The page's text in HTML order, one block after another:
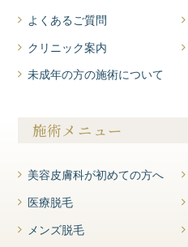
よくあるご質問
クリニック案内
未成年の方の施術について
施術メニュー
美容皮膚科が初めての方へ
医療脱毛
メンズ脱毛